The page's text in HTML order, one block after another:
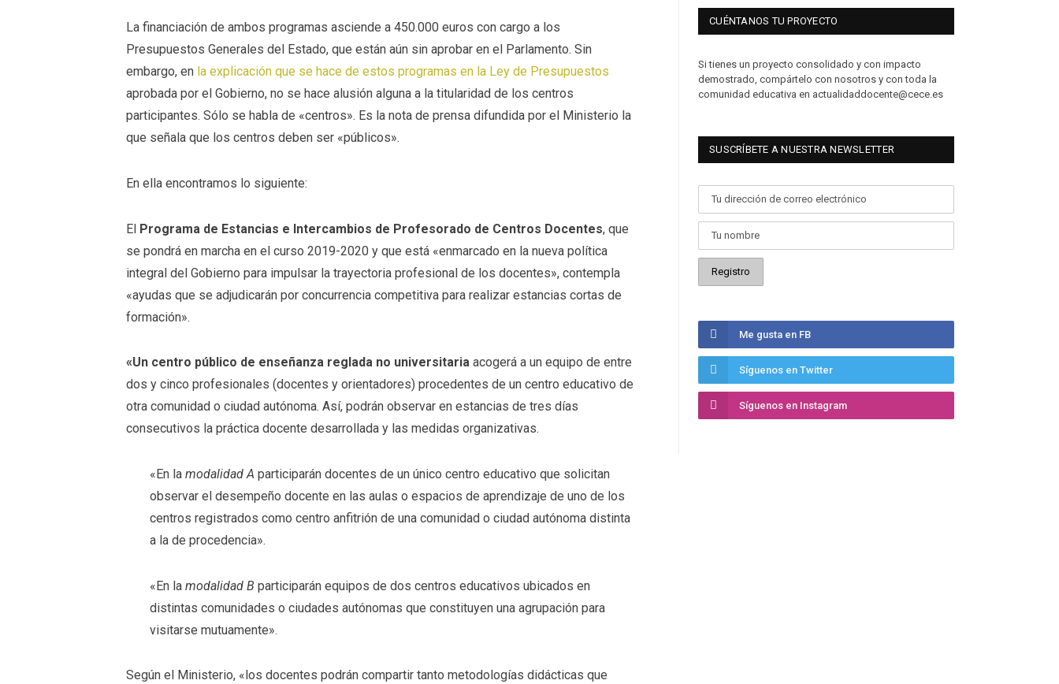
La financiación de ambos programas asciende a 450.000 euros con cargo a los
Presupuestos Generales del Estado, que están aún sin aprobar en el Parlamento. Sin
embargo, en la explicación que se hace de estos programas en la Ley de Presupuestos
aprobada por el Gobierno, no se hace alusión alguna a la titularidad de los centros
participantes. Sólo se habla de «centros». Es la nota de prensa difundida por el Ministerio la
que señala que los centros deben ser «públicos».
En ella encontramos lo siguiente:
El Programa de Estancias e Intercambios de Profesorado de Centros Docentes, que
se pondrá en marcha en el curso 2019-2020 y que está «enmarcado en la nueva política
integral del Gobierno para impulsar la trayectoria profesional de los docentes», contempla
«ayudas que se adjudicarán por concurrencia competitiva para realizar estancias cortas de
formación».
«Un centro público de enseñanza reglada no universitaria acogerá a un equipo de entre
dos y cinco profesionales (docentes y orientadores) procedentes de un centro educativo de
otra comunidad o ciudad autónoma. Así, podrán observar en estancias de tres días
consecutivos la práctica docente desarrollada y las medidas organizativas.
«En lamodalidad A participarán docentes de un único centro educativo que solicitan
observar el desempeño docente en las aulas o espacios de aprendizaje de uno de los
centros registrados como centro anfitrión de una comunidad o ciudad autónoma distinta
a la de procedencia».
«En lamodalidad B participarán equipos de dos centros educativos ubicados en
distintas comunidades o ciudades autónomas que constituyen una agrupación para
visitarse mutuamente».
Según el Ministerio, «los docentes podrán compartir tanto metodologías didácticas que
CUÉNTANOS TU PROYECTO
Si tienes un proyecto consolidado y con impacto
demostrado, compártelo con nosotros y con toda la
comunidad educativa en actualidaddocente@cece.es
SUSCRÍBETE A NUESTRA NEWSLETTER
Me gusta en FB
Síguenos en Twitter
Síguenos en Instagram